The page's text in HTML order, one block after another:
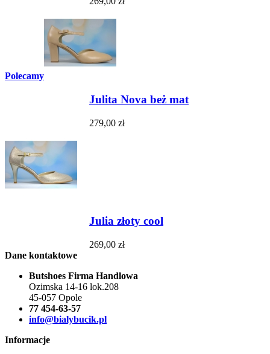
Polecamy
Julita Nova beż mat
279,00 zł
Julia złoty cool
269,00 zł
Dane kontaktowe
Butshoes Firma Handlowa
Ozimska 14-16 lok.208
45-057 Opole
77 454-63-57
info@bialybucik.pl
Informacje